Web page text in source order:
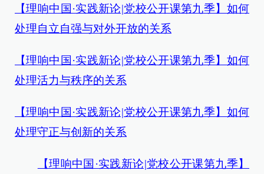
【理响中国·实践新论|党校公开课第九季】如何
处理自立自强与对外开放的关系
【理响中国·实践新论|党校公开课第九季】如何
处理活力与秩序的关系
【理响中国·实践新论|党校公开课第九季】如何
处理守正与创新的关系
【理响中国·实践新论|党校公开课第九季】